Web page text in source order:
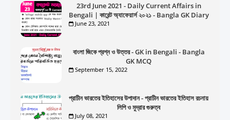
23rd June 2021 - Daily Current Affairs in
Bengali | কারেন্ট অ্যাফেয়ার্স ২০২১ - Bangla GK Diary
June 23, 2021
বাংলা জিকে প্রশ্ন ও উত্তর - GK in Bengali - Bangla
GK MCQ
September 15, 2022
প্রাচীন ভারতের ইতিহাসের উপাদান - প্রাচীন ভারতের ইতিহাস রচনায়
লিপি ও মুদ্রার গুরুত্ব
July 08, 2021